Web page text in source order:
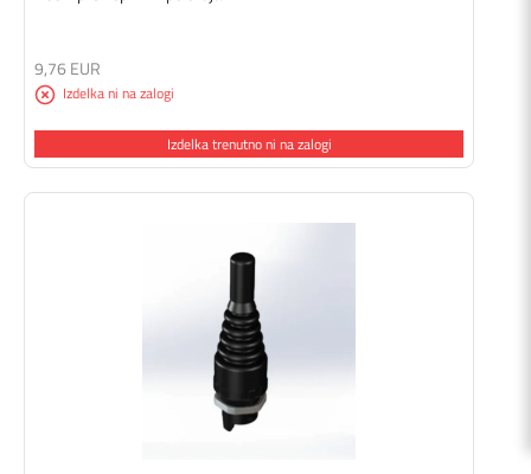
Izdelka ni na zalogi
9,76 EUR
Izdelka trenutno ni na zalogi